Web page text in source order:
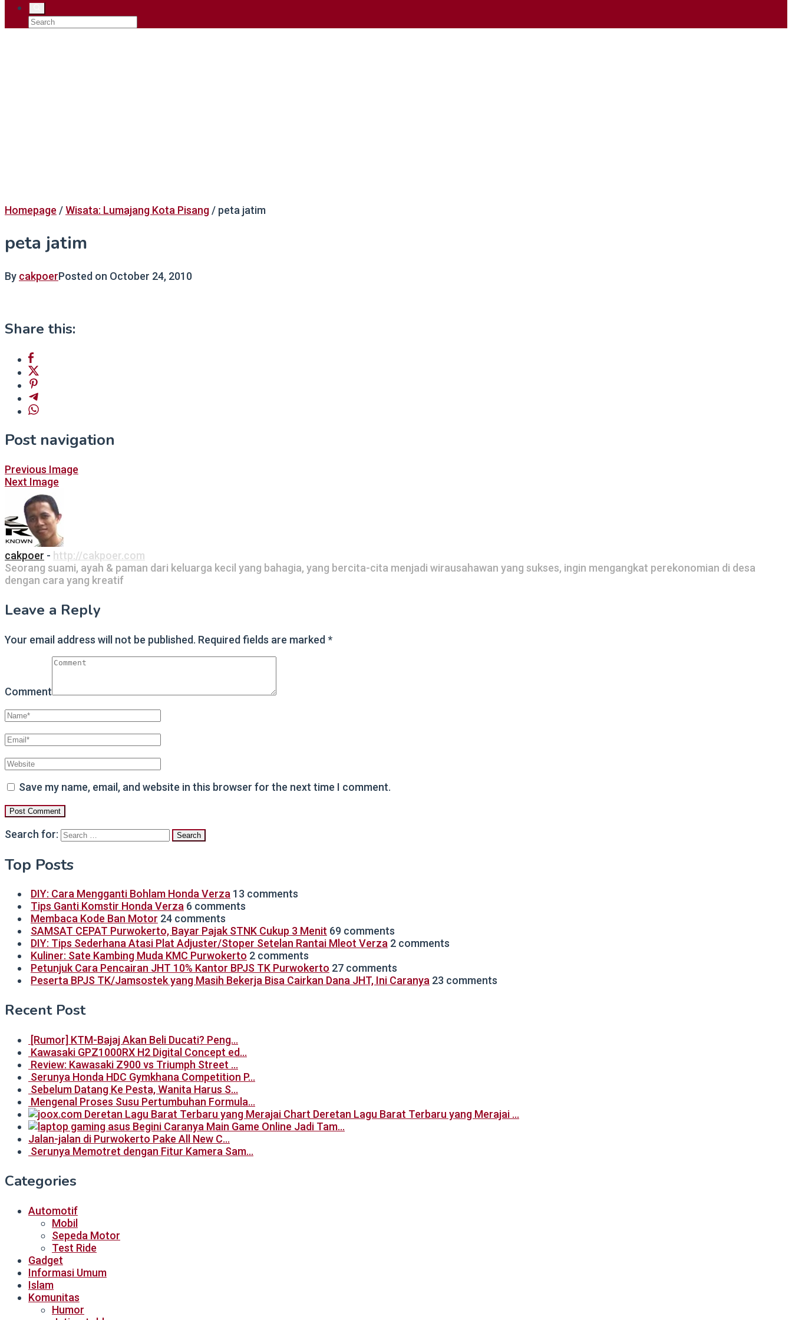
Homepage /Wisata: Lumajang Kota Pisang / peta jatim
peta jatim
By cakpoerPosted on October 24, 2010
Share this:
Post navigation
Previous Image
Next Image
cakpoer - http://cakpoer.com
Seorang suami, ayah & paman dari keluarga kecil yang bahagia, yang bercita-cita menjadi wirausahawan yang sukses, ingin mengangkat perekonomian di desa
dengan cara yang kreatif
Leave a Reply
Your email address will not be published. Required fields are marked *
Comment
Save my name, email, and website in this browser for the next time I comment.
Search for:
Top Posts
DIY: Cara Mengganti Bohlam Honda Verza 13 comments
Tips Ganti Komstir Honda Verza 6 comments
Membaca Kode Ban Motor 24 comments
SAMSAT CEPAT Purwokerto, Bayar Pajak STNK Cukup 3 Menit 69 comments
DIY: Tips Sederhana Atasi Plat Adjuster/Stoper Setelan Rantai Mleot Verza 2 comments
Kuliner: Sate Kambing Muda KMC Purwokerto 2 comments
Petunjuk Cara Pencairan JHT 10% Kantor BPJS TK Purwokerto 27 comments
Peserta BPJS TK/Jamsostek yang Masih Bekerja Bisa Cairkan Dana JHT, Ini Caranya 23 comments
Recent Post
[Rumor] KTM-Bajaj Akan Beli Ducati? Peng…
Kawasaki GPZ1000RX H2 Digital Concept ed…
Review: Kawasaki Z900 vs Triumph Street …
Serunya Honda HDC Gymkhana Competition P…
Sebelum Datang Ke Pesta, Wanita Harus S…
Mengenal Proses Susu Pertumbuhan Formula…
Deretan Lagu Barat Terbaru yang Merajai …
Begini Caranya Main Game Online Jadi Tam…
Jalan-jalan di Purwokerto Pake All New C…
Serunya Memotret dengan Fitur Kamera Sam…
Categories
Automotif
Mobil
Sepeda Motor
Test Ride
Gadget
Informasi Umum
Islam
Komunitas
Humor